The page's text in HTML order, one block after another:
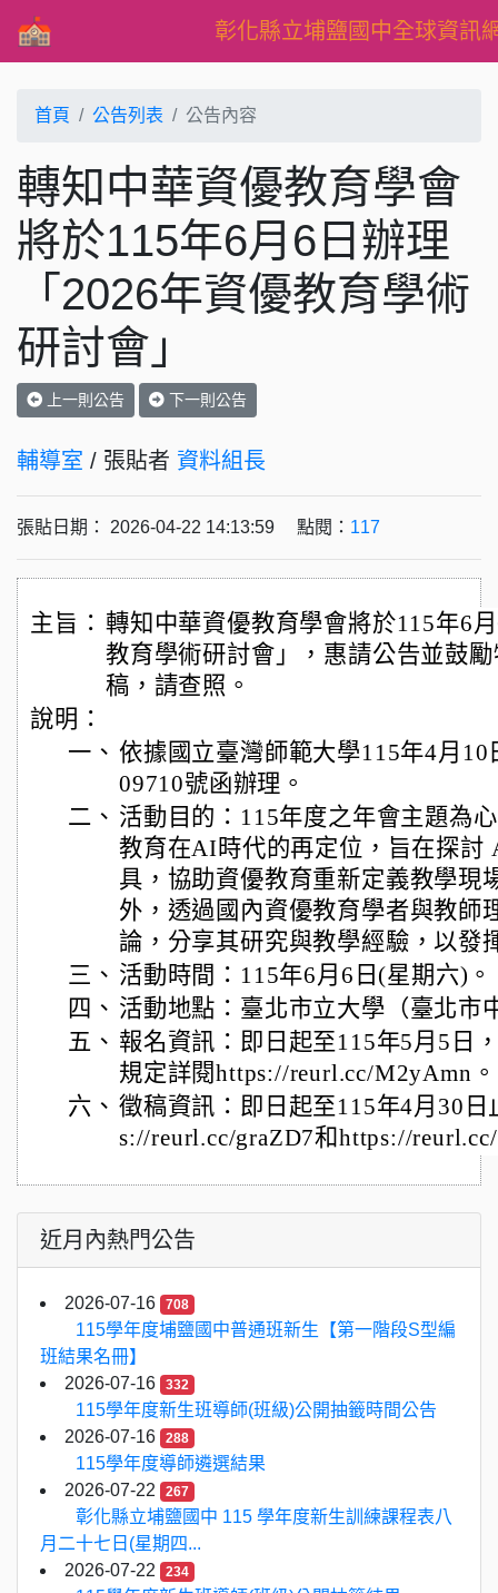
彰化縣立埔鹽國中全球資訊
首頁 公告列表 公告內容
轉知中華資優教育學會
將於115年6月6日辦理
「2026年資優教育學術
研討會」
上一則公告 下一則公告
輔導室 / 張貼者 資料組長
張貼日期： 2026-04-22 14:13:59 點閱： 117
主旨： 轉知中華資優教育學會將於115年6
教育學術研討會」，惠請公告並鼓
稿，請查照。
說明：
一、 依據國立臺灣師範大學115年4月
09710號函辦理。
二、 活動目的：115年度之年會主題為
教育在AI時代的再定位，旨在探討
具，協助資優教育重新定義教學現
外，透過國內資優教育學者與教師
論，分享其研究與教學經驗，以發
三、 活動時間：115年6月6日(星期六)。
四、 活動地點：臺北市立大學（臺北市
五、 報名資訊：即日起至115年5月5日
規定詳閱https://reurl.cc/M2yAmn。
六、 徵稿資訊：即日起至115年4月30
s://reurl.cc/graZD7和https://
近月內熱門公告
2026-07-16 708
115學年度埔鹽國中普通班新生【第一階段S型編
班結果名冊】
2026-07-16
332
115學年度新生班導師(班級)公開抽籤時間公告
2026-07-16
288
115學年度導師遴選結果
2026-07-22
267
彰化縣立埔鹽國中 115 學年度新生訓練課程表八
月二十七日(星期四...
2026-07-22
234